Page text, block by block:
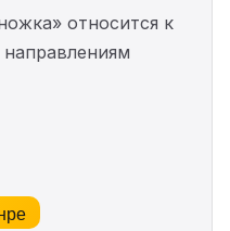
относится к